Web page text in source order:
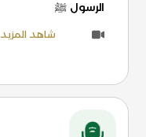
الرسول ﷺ
شاهد المزيد